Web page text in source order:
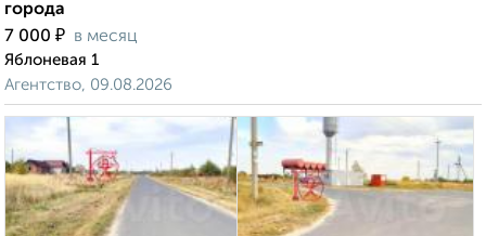
города
7 000 ₽ в месяц
Яблоневая 1
Агентство, 09.08.2026